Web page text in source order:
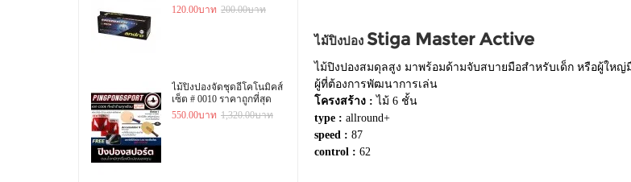
120.00บาท 200.00บาท
ไม้ปิงปองจัดชุดอีโคโนมิคส์
เซ็ต # 0010 ราคาถูกที่สุด
550.00บาท 1,320.00บาท
ไม้ปิงปอง Stiga Master Active
ไม้ปิงปองสมดุลสูง มาพร้อมด้ามจับสบายมือสำหรับเด็ก หรือผู้ให
ผู้ที่ต้องการพัฒนาการเล่น
โครงสร้าง :ไม้ 6 ชั้น
type : allround+
speed : 87
control : 62